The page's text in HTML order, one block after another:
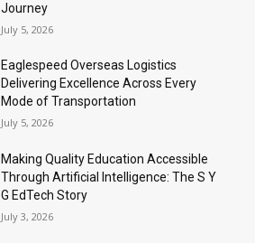
Journey
July 5, 2026
Eaglespeed Overseas Logistics
Delivering Excellence Across Every
Mode of Transportation
July 5, 2026
Making Quality Education Accessible
Through Artificial Intelligence: The S Y
G EdTech Story
July 3, 2026